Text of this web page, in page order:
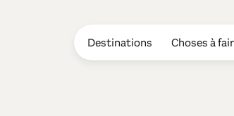
Destinations Choses à